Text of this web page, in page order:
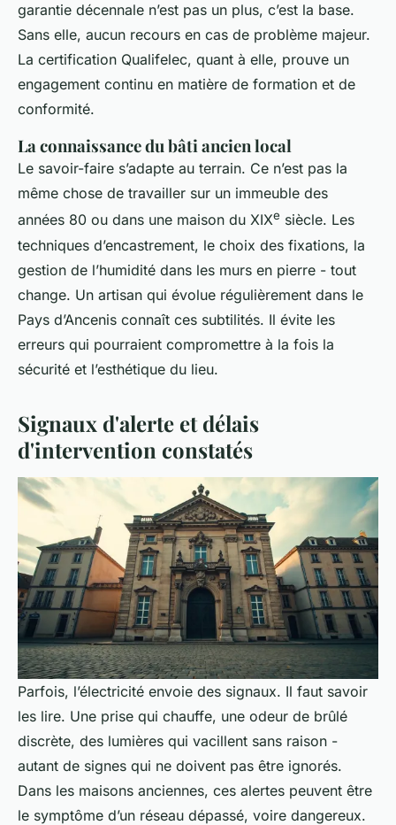
garantie décennale n’est pas un plus, c’est la base.
Sans elle, aucun recours en cas de problème majeur.
La certification Qualifelec, quant à elle, prouve un
engagement continu en matière de formation et de
conformité.
La connaissance du bâti ancien local
Le savoir-faire s’adapte au terrain. Ce n’est pas la
même chose de travailler sur un immeuble des
années 80 ou dans une maison du XIXe siècle. Les
techniques d’encastrement, le choix des fixations, la
gestion de l’humidité dans les murs en pierre - tout
change. Un artisan qui évolue régulièrement dans le
Pays d’Ancenis connaît ces subtilités. Il évite les
erreurs qui pourraient compromettre à la fois la
sécurité et l’esthétique du lieu.
Signaux d'alerte et délais
d'intervention constatés
Parfois, l’électricité envoie des signaux. Il faut savoir
les lire. Une prise qui chauffe, une odeur de brûlé
discrète, des lumières qui vacillent sans raison -
autant de signes qui ne doivent pas être ignorés.
Dans les maisons anciennes, ces alertes peuvent être
le symptôme d’un réseau dépassé, voire dangereux.